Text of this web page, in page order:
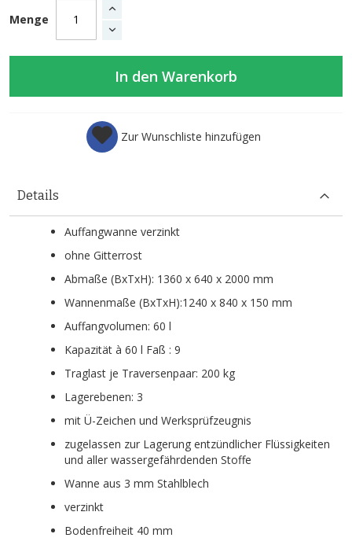
Menge
In den Warenkorb
Zur Wunschliste hinzufügen
Details
Auffangwanne verzinkt
ohne Gitterrost
Abmaße (BxTxH): 1360 x 640 x 2000 mm
Wannenmaße (BxTxH):1240 x 840 x 150 mm
Auffangvolumen: 60 l
Kapazität à 60 l Faß : 9
Traglast je Traversenpaar: 200 kg
Lagerebenen: 3
mit Ü-Zeichen und Werksprüfzeugnis
zugelassen zur Lagerung entzündlicher Flüssigkeiten
und aller wassergefährdenden Stoffe
Wanne aus 3 mm Stahlblech
verzinkt
Bodenfreiheit 40 mm